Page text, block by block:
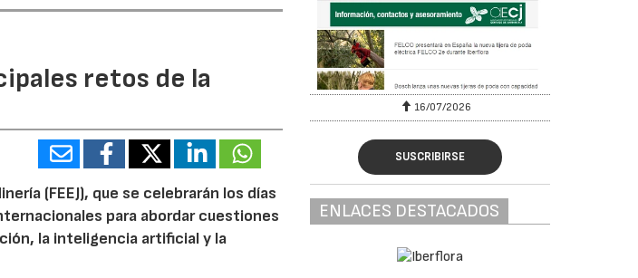
retos de la
(FEEJ), que se celebrarán los días
para abordar cuestiones
la inteligencia artificial y la
16/07/2026
SUSCRIBIRSE
ENLACES DESTACADOS